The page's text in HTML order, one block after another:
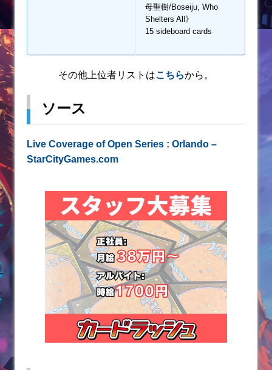
母聖樹/Boseiju, Who
Shelters All》
15 sideboard cards
その他上位者リストはこちらから。
ソース
Live Coverage of Open Series : Orlando –
StarCityGames.com